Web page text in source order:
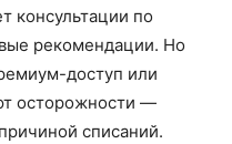
консультации по
рекомендации. Но
доступ или
осторожности —
списаний.